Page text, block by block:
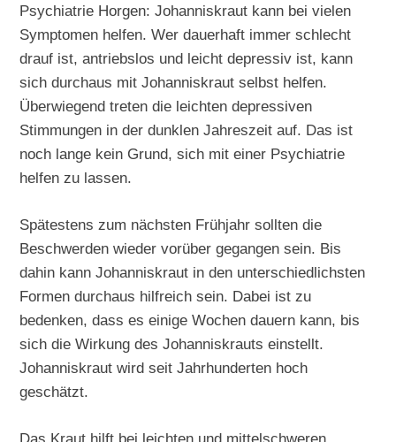
Psychiatrie Horgen: Johanniskraut kann bei vielen
Symptomen helfen. Wer dauerhaft immer schlecht
drauf ist, antriebslos und leicht depressiv ist, kann
sich durchaus mit Johanniskraut selbst helfen.
Überwiegend treten die leichten depressiven
Stimmungen in der dunklen Jahreszeit auf. Das ist
noch lange kein Grund, sich mit einer Psychiatrie
helfen zu lassen.
Spätestens zum nächsten Frühjahr sollten die
Beschwerden wieder vorüber gegangen sein. Bis
dahin kann Johanniskraut in den unterschiedlichsten
Formen durchaus hilfreich sein. Dabei ist zu
bedenken, dass es einige Wochen dauern kann, bis
sich die Wirkung des Johanniskrauts einstellt.
Johanniskraut wird seit Jahrhunderten hoch
geschätzt.
Das Kraut hilft bei leichten und mittelschweren